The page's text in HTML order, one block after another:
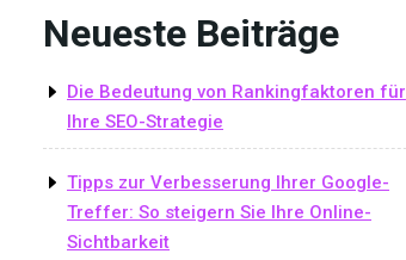
Neueste Beiträge
Die Bedeutung von Rankingfaktoren für
Ihre SEO-Strategie
Tipps zur Verbesserung Ihrer Google-
Treffer: So steigern Sie Ihre Online-
Sichtbarkeit